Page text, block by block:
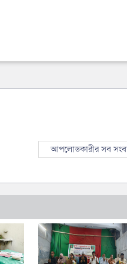
আপলোডকারীর সব